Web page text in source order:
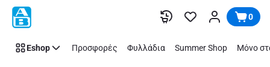
Παράλειψη 0
Eshop Προσφορές Φυλλάδια Summer Shop Μόνο